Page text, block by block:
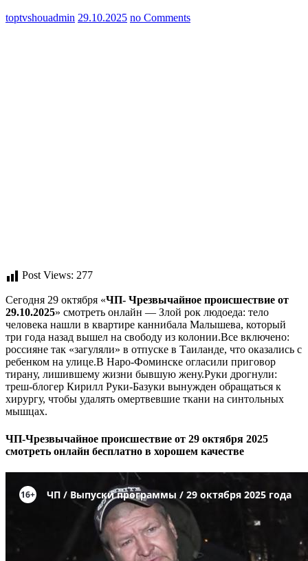
toptvshouadmin 29.10.2025 no Comments
Post Views: 277
Сегодня 29 октября «ЧП- Чрезвычайное происшествие от
29.10.2025» смотреть онлайн — Злой рок людоеда: тело
человека нашли в квартире каннибала Малышева, который
три года назад вышел на свободу из колонии.Все включено:
россияне так «загуляли» в отпуске в Таиланде, что оказались с
ребенком на улице.В Наро-Фоминске огласили приговор
тирану, лишившему жизни бывшую жену.Руки дрогнули:
треш-блогер Кирилл Руки-Базуки вынужден обращаться к
хирургу, чтобы удалять омертвевшие ткани на синтольных
мышцах.
ЧП-Чрезвычайное происшествие от 29 октября 2025
смотреть онлайн бесплатно в хорошем качестве